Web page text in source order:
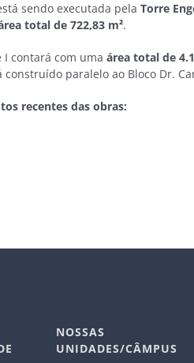
sendo executada pela Torre
total de 722,83 m².
I contará com uma área total de
construído paralelo ao Bloco Dr.
recentes das obras:
NOSSAS
UNIDADES/CÂMPUS